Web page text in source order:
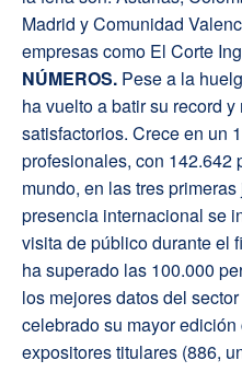
Madrid y Comunidad
empresas como El Corte
NÚMEROS. Pese a la
ha vuelto a batir su record
satisfactorios. Crece en un
profesionales, con 142.642
mundo, en las tres
presencia internacional se
visita de público durante el
ha superado las 100.000
los mejores datos del
celebrado su mayor
expositores titulares (886,